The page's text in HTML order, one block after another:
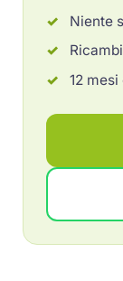
Niente
12